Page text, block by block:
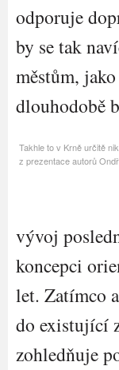
odporuje
by se tak
městům,
dlouhodobě
Takhle to v Krně určitě
z prezentace autorů
vývoj
koncepci
let. Zatímco
do existující
zohledňuje